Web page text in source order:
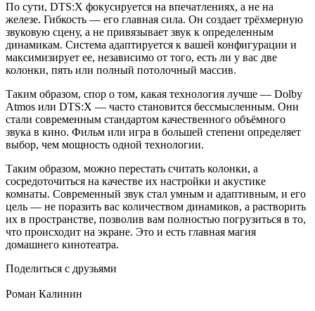
По сути, DTS:X фокусируется на впечатлениях, а не на
железе. Гибкость — его главная сила. Он создает трёхмерную
звуковую сцену, а не привязывает звук к определенным
динамикам. Система адаптируется к вашей конфигурации и
максимизирует ее, независимо от того, есть ли у вас две
колонки, пять или полный потолочный массив.
Таким образом, спор о том, какая технология лучше — Dolby
Atmos или DTS:X — часто становится бессмысленным. Они
стали современным стандартом качественного объёмного
звука в кино. Фильм или игра в большей степени определяет
выбор, чем мощность одной технологии.
Таким образом, можно перестать считать колонки, а
сосредоточиться на качестве их настройки и акустике
комнаты. Современный звук стал умным и адаптивным, и его
цель — не поразить вас количеством динамиков, а растворить
их в пространстве, позволив вам полностью погрузиться в то,
что происходит на экране. Это и есть главная магия
домашнего кинотеатра.
Поделиться с друзьями
Роман Калинин